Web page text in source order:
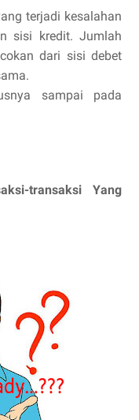
terjadi kesalahan
sisi kredit. Jumlah
dari sisi debet
sampai pada
transaksi Yang